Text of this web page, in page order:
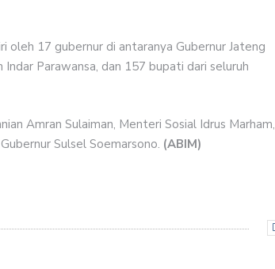
oleh 17 gubernur di antaranya Gubernur Jateng
Parawansa, dan 157 bupati dari seluruh
Amran Sulaiman, Menteri Sosial Idrus Marham,
Sulsel Soemarsono. (ABIM)